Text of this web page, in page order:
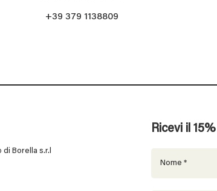
+39 379 1138809
Borella s.r.l
Ricevi il